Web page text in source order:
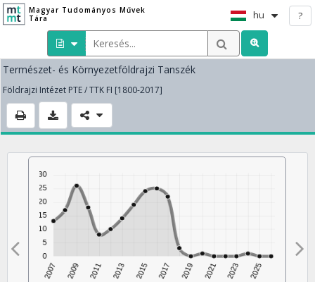
Magyar Tudományos Művek
Tára
hu ?
Természet- és Környezetföldrajzi Tanszék
Földrajzi Intézet PTE / TTK FI [1800-2017]